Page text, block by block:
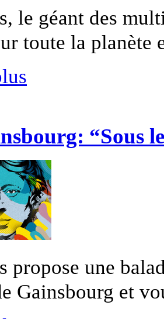
le géant des
toute la planète
“Sous
propose une
Gainsbourg et